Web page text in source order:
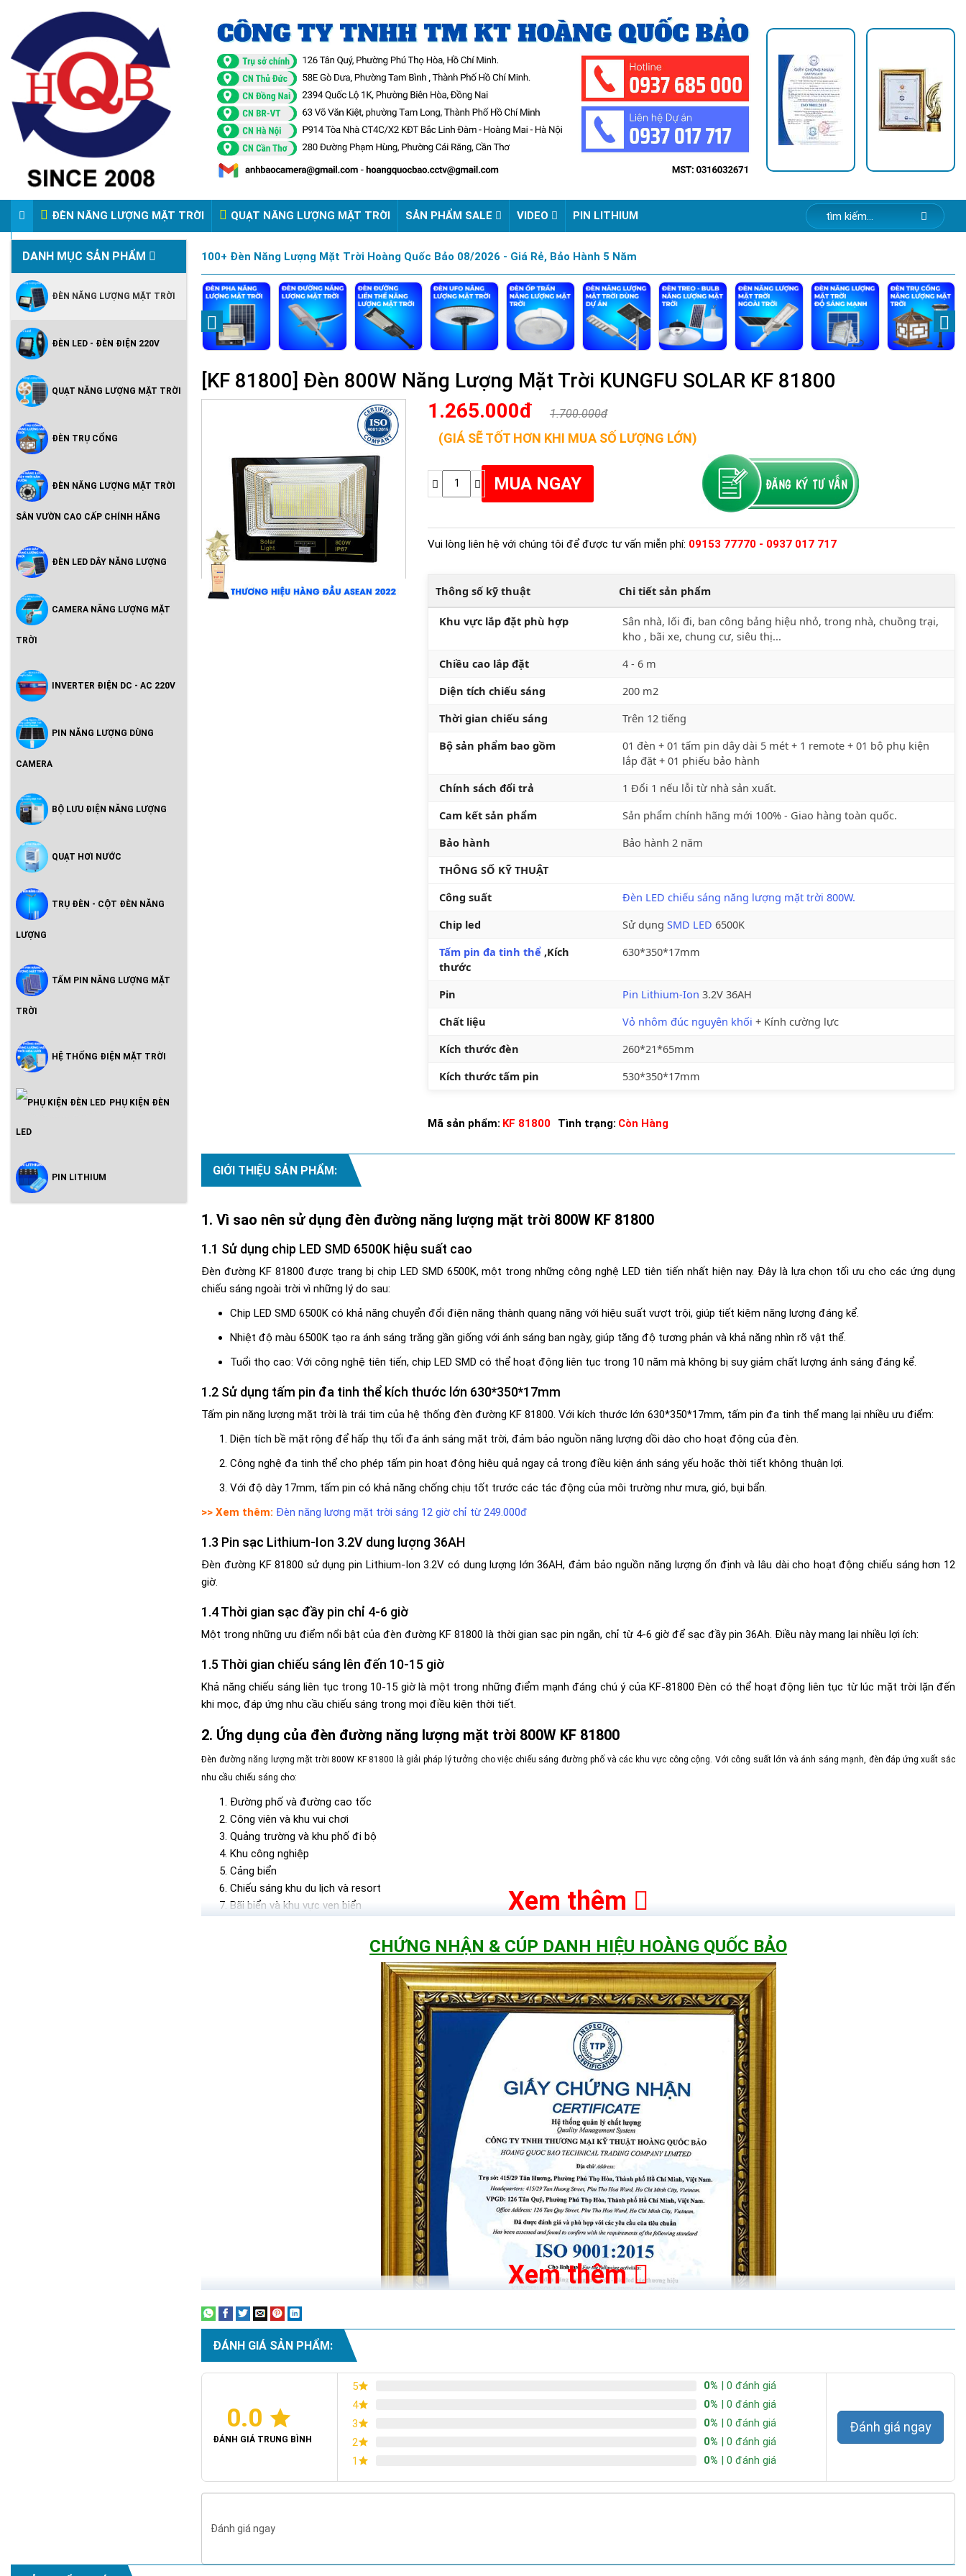
ĐÈN NĂNG LƯỢNG MẶT TRỜI QUẠT NĂNG LƯỢNG MẶT TRỜI SẢN PHẨM SALE VIDEO PIN LITHIUM
VIDEO ĐÈN PHA ĐIỆN 220V
DANH MỤC SẢN PHẨM
ĐÈN NĂNG LƯỢNG MẶT TRỜI
Vườn Cao Cấp Chính Hãng
ĐÈN LED - ĐÈN ĐIỆN 220V
Hoàng Quốc Bảo - Độ Sáng Cao,
QUẠT NĂNG LƯỢNG MẶT TRỜI
ĐÈN TRỤ CỔNG
ĐÈN NĂNG LƯỢNG MẶT TRỜI
SÂN VƯỜN CAO CẤP CHÍNH HÃNG
ĐÈN LED DÂY NĂNG LƯỢNG
CAMERA NĂNG LƯỢNG MẶT
TRỜI
INVERTER ĐIỆN DC - AC 220V
PIN NĂNG LƯỢNG DÙNG
CAMERA
BỘ LƯU ĐIỆN NĂNG LƯỢNG
QUẠT HƠI NƯỚC
TRỤ ĐÈN - CỘT ĐÈN NĂNG
LƯỢNG
TẤM PIN NĂNG LƯỢNG MẶT
TRỜI
HỆ THỐNG ĐIỆN MẶT TRỜI
Inveter Hòa Lưới Có Lưu Trữ -
PHỤ KIỆN ĐÈN
LED
PIN LITHIUM
100+ Đèn Năng Lượng Mặt Trời Hoàng Quốc Bảo 08/2026 - Giá Rẻ, Bảo Hành 5 Năm
[KF 81800] Đèn 800W Năng Lượng Mặt Trời KUNGFU SOLAR KF 81800
1.265.000đ
1.700.000đ
(GIÁ SẼ TỐT HƠN KHI MUA SỐ LƯỢNG LỚN)
Vui lòng liên hệ với chúng tôi để được tư vấn miễn phí: 09153 77770 - 0937 017 717
Thông số kỹ thuật Chi tiết sản phẩm
Khu vực lắp đặt phù hợp
Sân nhà, lối đi, ban công bảng hiệu nhỏ, trong nhà, chuồng trại,
kho , bãi xe, chung cư, siêu thị...
Chiều cao lắp đặt
4 - 6 m
Diện tích chiếu sáng
200 m2
Thời gian chiếu sáng
Trên 12 tiếng
Bộ sản phẩm bao gồm
01 đèn + 01 tấm pin dây dài 5 mét + 1 remote + 01 bộ phụ kiện
lắp đặt + 01 phiếu bảo hành
Chính sách đổi trả
1 Đổi 1 nếu lỗi từ nhà sản xuất.
Cam kết sản phẩm
Sản phẩm chính hãng mới 100% - Giao hàng toàn quốc.
Bảo hành
Bảo hành 2 năm
THÔNG SỐ KỸ THUẬT
Công suất
Đèn LED chiếu sáng năng lượng mặt trời 800W.
Chip led
Sử dụng SMD LED 6500K
Tấm pin đa tinh thể,Kích
thước
630*350*17mm
Pin Pin Lithium-Ion 3.2V 36AH
Chất liệu
Vỏ nhôm đúc nguyên khối + Kính cường lực
Kích thước đèn
260*21*65mm
Kích thước tấm pin
530*350*17mm
Mã sản phẩm: KF 81800 Tình trạng: Còn Hàng
GIỚI THIỆU SẢN PHẨM:
Vì sao nên sử dụng đèn đường năng lượng mặt trời 800W KF 81800
Sử dụng chip LED SMD 6500K hiệu suất cao
Đèn đường KF 81800 được trang bị chip LED SMD 6500K, một trong những công nghệ LED tiên tiến nhất hiện nay. Đây là lựa chọn tối ưu cho các ứng dụng
chiếu sáng ngoài trời vì những lý do sau:
Chip LED SMD 6500K có khả năng chuyển đổi điện năng thành quang năng với hiệu suất vượt trội, giúp tiết kiệm năng lượng đáng kể.
Nhiệt độ màu 6500K tạo ra ánh sáng trắng gần giống với ánh sáng ban ngày, giúp tăng độ tương phản và khả năng nhìn rõ vật thể.
Tuổi thọ cao: Với công nghệ tiên tiến, chip LED SMD có thể hoạt động liên tục trong 10 năm mà không bị suy giảm chất lượng ánh sáng đáng kể.
Sử dụng tấm pin đa tinh thể kích thước lớn 630*350*17mm
Tấm pin năng lượng mặt trời là trái tim của hệ thống đèn đường KF 81800. Với kích thước lớn 630*350*17mm, tấm pin đa tinh thể mang lại nhiều ưu điểm:
Diện tích bề mặt rộng để hấp thụ tối đa ánh sáng mặt trời, đảm bảo nguồn năng lượng dồi dào cho hoạt động của đèn.
Công nghệ đa tinh thể cho phép tấm pin hoạt động hiệu quả ngay cả trong điều kiện ánh sáng yếu hoặc thời tiết không thuận lợi.
Với độ dày 17mm, tấm pin có khả năng chống chịu tốt trước các tác động của môi trường như mưa, gió, bụi bẩn.
>> Xem thêm: Đèn năng lượng mặt trời sáng 12 giờ chỉ từ 249.000đ
Pin sạc Lithium-Ion 3.2V dung lượng 36AH
Đèn đường KF 81800 sử dụng pin Lithium-Ion 3.2V có dung lượng lớn 36AH, đảm bảo nguồn năng lượng ổn định và lâu dài cho hoạt động chiếu sáng hơn 12
giờ.
Thời gian sạc đầy pin chỉ 4-6 giờ
Một trong những ưu điểm nổi bật của đèn đường KF 81800 là thời gian sạc pin ngắn, chỉ từ 4-6 giờ để sạc đầy pin 36Ah. Điều này mang lại nhiều lợi ích:
Thời gian chiếu sáng lên đến 10-15 giờ
Khả năng chiếu sáng liên tục trong 10-15 giờ là một trong những điểm mạnh đáng chú ý của KF-81800 Đèn có thể hoạt động liên tục từ lúc mặt trời lặn đến
khi mọc, đáp ứng nhu cầu chiếu sáng trong mọi điều kiện thời tiết.
Ứng dụng của đèn đường năng lượng mặt trời 800W KF 81800
Đèn đường năng lượng mặt trời 800W KF 81800 là giải pháp lý tưởng cho việc chiếu sáng đường phố và các khu vực công cộng. Với công suất lớn và ánh sáng mạnh, đèn đáp ứng xuất sắc
nhu cầu chiếu sáng cho:
Đường phố và đường cao tốc
Công viên và khu vui chơi
Quảng trường và khu phố đi bộ
Khu công nghiệp
Cảng biển
Chiếu sáng khu du lịch và resort
Bãi biển và khu vực ven biển
Hướng dẫn lắp đặt đèn đường năng lượng mặt trời 800W KF 81800
Để đảm bảo hiệu quả và an toàn khi sử dụng đèn đường năng lượng mặt trời 800W KF 81800, việc lắp đặt đúng cách là rất quan trọng. Dưới đây là hướng dẫn
cơ bản để bạn có thể tự lắp đặt sản phẩm này một cách dễ dàng:
Với hướng dẫn trên, bạn có thể tự lắp đặt đèn đường năng lượng mặt trời 800W KF 81800 một cách dễ dàng và hiệu quả.
Địa chỉ mua đèn năng lượng mặt trời 800 KF81800 chính hãng
CÔNG TY TNHH TM KT HOÀNG QUỐC BẢO
Trụ sở chính: 126 Tân Quý, P.Tân Quý, Q.Tân Phú, TP.HCM
Chi Nhánh Thủ Đức: 307 Quốc lộ 13 Phường Hiệp Bình Phước , Thành Phố Thủ Đức.
Chi Nhánh Đồng Nai: 2394 Quốc Lộ 1K, Phường Hoá An, TP. Biên Hoà, Tỉnh Đồng Nai
Chi Nhánh BR-VT: 477 Cách Mạng Tháng 8, P.Phước Nguyên, TP. Bà Rịa, Vũng Tàu
Chi Nhánh Hà Nội: P914 Tòa Nhà CT4C/X2 KĐT Bắc Linh Đàm - Hoàng Mai - Hà Nội.
Xem thêm
CHỨNG NHẬN & CÚP DANH HIỆU HOÀNG QUỐC BẢO
Xem thêm
ĐÁNH GIÁ SẢN PHẨM:
0.0
ĐÁNH GIÁ TRUNG BÌNH
5 0% | 0 đánh giá
4
0% | 0 đánh giá
3
0% | 0 đánh giá
2
0% | 0 đánh giá
1
0% | 0 đánh giá
Đánh giá ngay
Đánh giá ngay